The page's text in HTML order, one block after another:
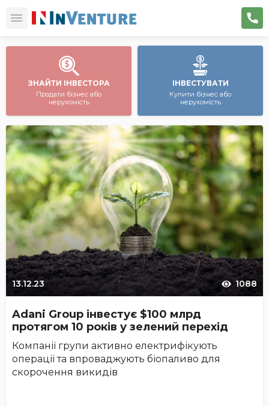
ЗНАЙТИ ІНВЕСТОРА
Продати бізнес або
нерухомість
ІНВЕСТУВАТИ
Купити бізнес або
нерухомість
13.12.23 1088
Adani Group інвестує $100 млрд
протягом 10 років у зелений перехід
Компанії групи активно електрифікують
операції та впроваджують біопаливо для
скорочення викидів